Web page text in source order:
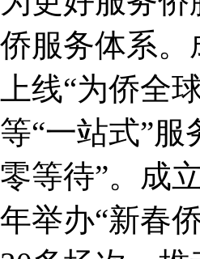
侨服务体系。
上线“为侨全
等“一站式”
零等待”。成
年举办“新春